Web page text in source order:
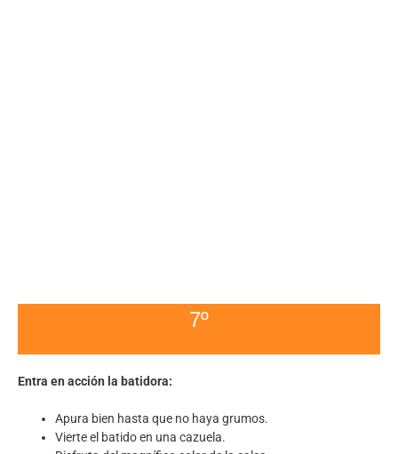
7º
Entra en acción la batidora:
Apura bien hasta que no haya grumos.
Vierte el batido en una cazuela.